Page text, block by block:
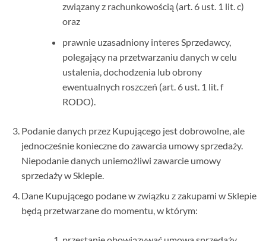
związany z rachunkowością (art. 6 ust. 1 lit. c)
oraz
prawnie uzasadniony interes Sprzedawcy,
polegający na przetwarzaniu danych w celu
ustalenia, dochodzenia lub obrony
ewentualnych roszczeń (art. 6 ust. 1 lit. f
RODO).
Podanie danych przez Kupującego jest dobrowolne, ale
jednocześnie konieczne do zawarcia umowy sprzedaży.
Niepodanie danych uniemożliwi zawarcie umowy
sprzedaży w Sklepie.
Dane Kupującego podane w związku z zakupami w Sklepie
będą przetwarzane do momentu, w którym: